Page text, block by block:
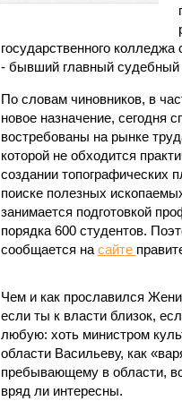
государственного колледжа
- бывший главный судебный
По словам чиновников, в
новое назначение, сегодня
востребованы на рынке
которой не обходится
создании топографических
поиске полезных
занимается подготовкой
порядка 600 студентов.
сообщается на сайте
Чем и как прославился
если ты к власти близок,
любую: хоть министром
области Васильеву, как
пребывающему в области,
вряд ли интересны.